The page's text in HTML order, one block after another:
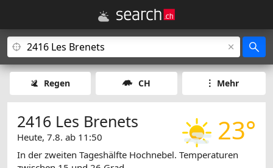
Regen CH Mehr
23°
2416 Les Brenets
Heute, 7.8. ab 11:50
In der zweiten Tageshälfte Hochnebel. Temperaturen